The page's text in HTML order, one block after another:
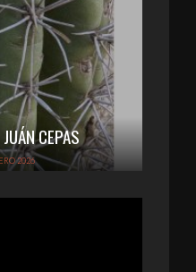
CEPAS
2026